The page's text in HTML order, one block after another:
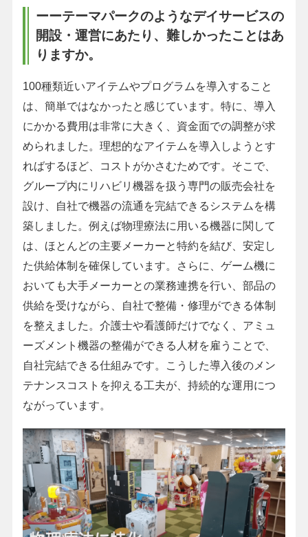
ーーテーマパークのようなデイサービスの
開設・運営にあたり、難しかったことはあ
りますか。
100種類近いアイテムやプログラムを導入すること
は、簡単ではなかったと感じています。特に、導入
にかかる費用は非常に大きく、資金面での調整が求
められました。理想的なアイテムを導入しようとす
ればするほど、コストがかさむためです。そこで、
グループ内にリハビリ機器を扱う専門の販売会社を
設け、自社で機器の流通を完結できるシステムを構
築しました。例えば物理療法に用いる機器に関して
は、ほとんどの主要メーカーと特約を結び、安定し
た供給体制を確保しています。さらに、ゲーム機に
おいても大手メーカーとの業務連携を行い、部品の
供給を受けながら、自社で整備・修理ができる体制
を整えました。介護士や看護師だけでなく、アミュ
ーズメント機器の整備ができる人材を雇うことで、
自社完結できる仕組みです。こうした導入後のメン
テナンスコストを抑える工夫が、持続的な運用につ
ながっています。